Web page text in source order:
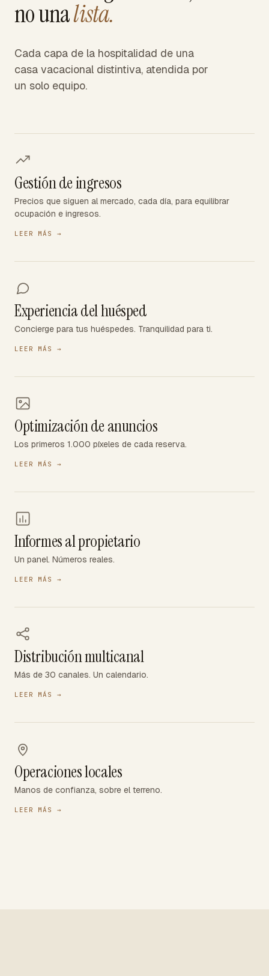
no unalista.
Cada capa de la hospitalidad de una
casa vacacional distintiva, atendida por
un solo equipo.
Gestión de ingresos
Precios que siguen al mercado, cada día, para equilibrar
ocupación e ingresos.
LEER MÁS →
Experiencia del huésped
Concierge para tus huéspedes. Tranquilidad para ti.
LEER MÁS →
Optimización de anuncios
Los primeros 1.000 píxeles de cada reserva.
LEER MÁS →
Informes al propietario
Un panel. Números reales.
LEER MÁS →
Distribución multicanal
Más de 30 canales. Un calendario.
LEER MÁS →
Operaciones locales
Manos de confianza, sobre el terreno.
LEER MÁS →